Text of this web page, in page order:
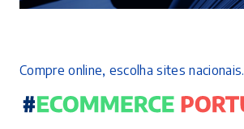
Compre online, escolha sites nacionais.